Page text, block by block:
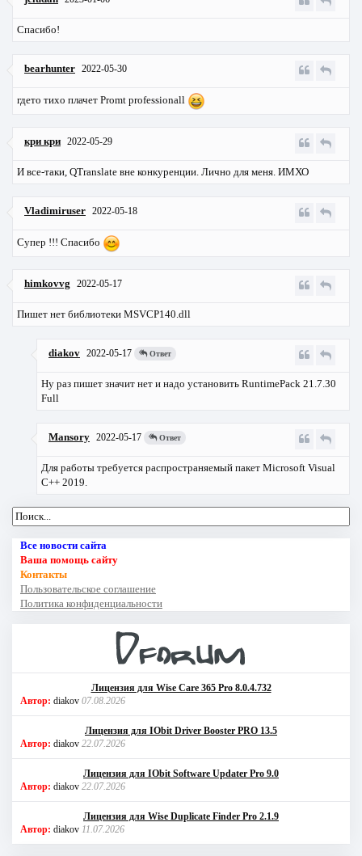
Спасибо!
bearhunter 2022-05-30
гдето тихо плачет Promt professionall
кри кри 2022-05-29
И все-таки, QTranslate вне конкуренции. Лично для меня. ИМХО
Vladimiruser 2022-05-18
Супер !!! Спасибо
himkovvg 2022-05-17
Пишет нет библиотеки MSVCP140.dll
diakov 2022-05-17 Ответ
Ну раз пишет значит нет и надо установить RuntimePack 21.7.30
Full
Mansory 2022-05-17 Ответ
Для работы требуется распространяемый пакет Microsoft Visual
C++ 2019.
Все новости сайта
Ваша помощь сайту
Контакты
Пользовательское соглашение
Политика конфиденциальности
Лицензия для Wise Care 365 Pro 8.0.4.732
Автор: diakov 07.08.2026
Лицензия для IObit Driver Booster PRO 13.5
Автор: diakov 22.07.2026
Лицензия для IObit Software Updater Pro 9.0
Автор: diakov 22.07.2026
Лицензия для Wise Duplicate Finder Pro 2.1.9
Автор: diakov 11.07.2026